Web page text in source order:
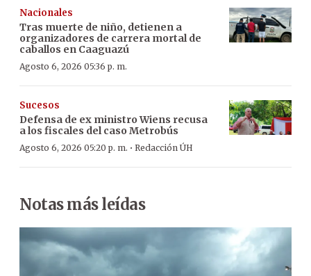
Nacionales
Tras muerte de niño, detienen a
organizadores de carrera mortal de
caballos en Caaguazú
Agosto 6, 2026 05:36 p. m.
Sucesos
Defensa de ex ministro Wiens recusa
a los fiscales del caso Metrobús
Agosto 6, 2026 05:20 p. m. · Redacción ÚH
Notas más leídas